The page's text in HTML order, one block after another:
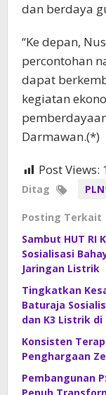
dan berdaya
“Ke depan,
percontohan
dapat
kegiatan
Darmawan.(*)
Post Views:
Ditag
Posting Terkait
Sambut HUT RI
Sosialisasi
Jaringan Listrik
Tingkatkan
Baturaja
dan K3 Listrik
Konsisten
Penghargaan
Pembangunan